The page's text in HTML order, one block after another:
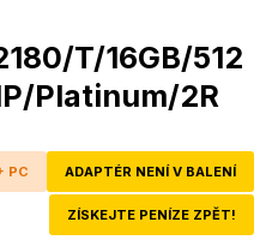
T/16GB/512
Platinum/2R
PC ADAPTÉR NENÍ V BALENÍ
ZÍSKEJTE PENÍZE ZPĚT!